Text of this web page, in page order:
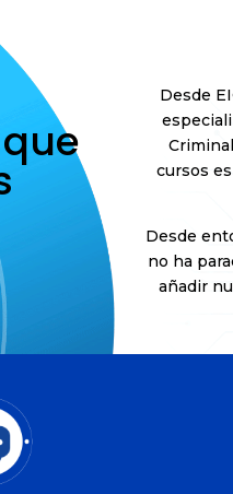
Desde
cursos
Desde
no ha
añadir